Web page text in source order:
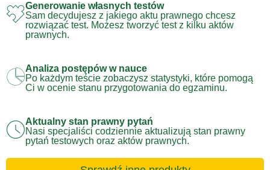
Generowanie własnych testów
Sam decydujesz z jakiego aktu prawnego chcesz
rozwiązać test. Możesz tworzyć test z kilku aktów
prawnych.
Analiza postępów w nauce
Po każdym teście zobaczysz statystyki, które pomogą
Ci w ocenie stanu przygotowania do egzaminu.
Aktualny stan prawny pytań
Nasi specjaliści codziennie aktualizują stan prawny
pytań testowych oraz aktów prawnych.